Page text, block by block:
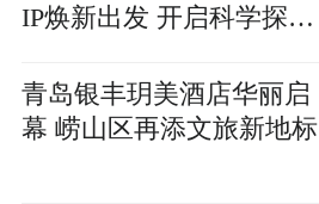
IP焕新出发 开启科学探索
青岛银丰玥美酒店华丽启
幕 崂山区再添文旅新地标